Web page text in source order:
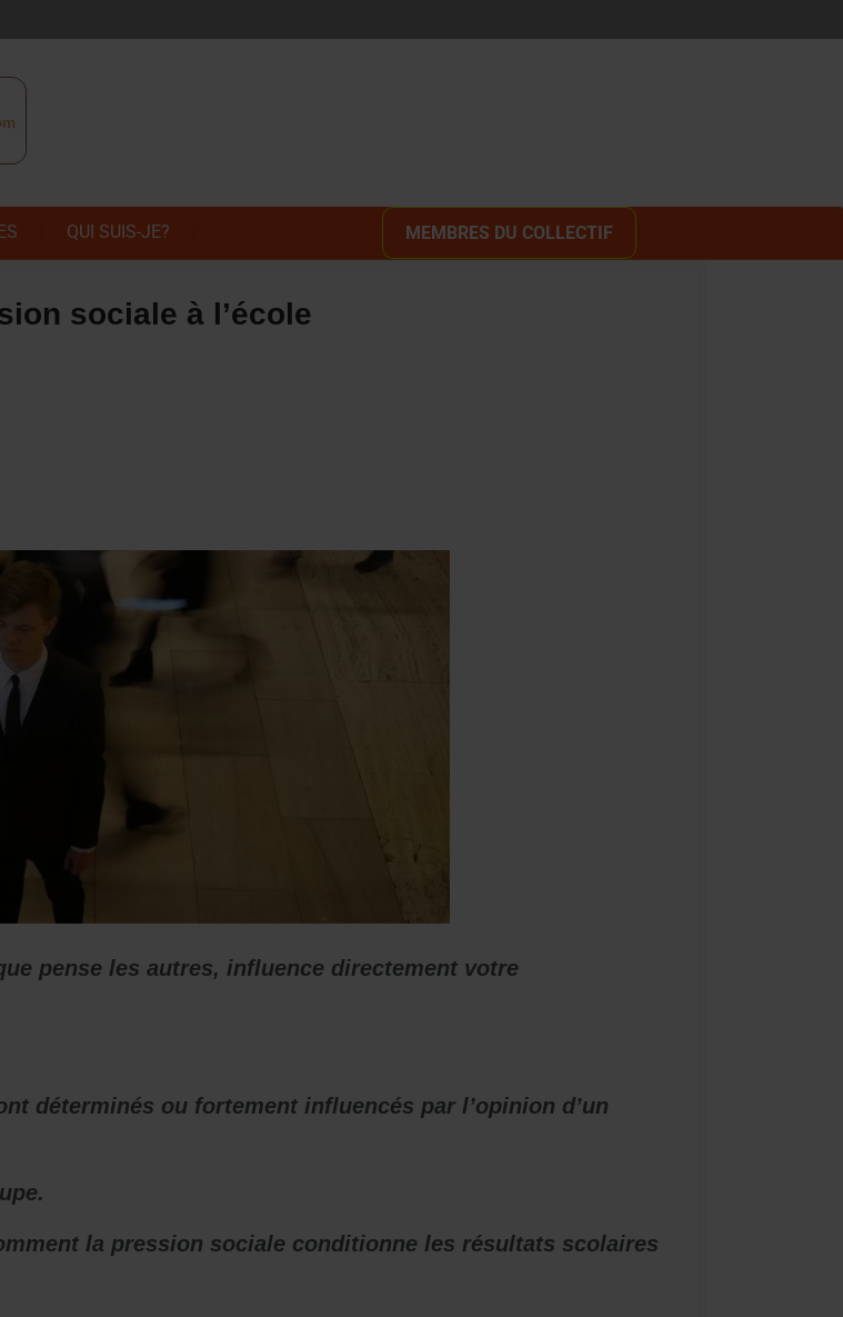
QUI SUIS-JE? MEMBRES DU COLLECTIF
sociale à l’école
pense les autres, influence directement votre
déterminés ou fortement influencés par l’opinion d’un
la pression sociale conditionne les résultats scolaires